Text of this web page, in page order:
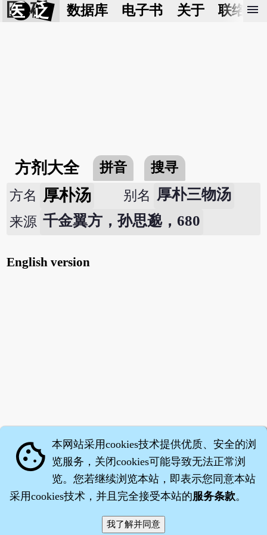
医 砭 数据库 电子书 关于 联络我
menu
方剂大全 拼音
搜寻
方名 厚朴汤 别名 厚朴三物汤
来源 千金翼方，孙思邈，680
English version
·沈药子©2008～2026
cookie 本网站采用cookies技术提供优质、安全的浏
览服务，关闭cookies可能导致无法正常浏
览。您若继续浏览本站，即表示您同意本站
采用cookies技术，并且完全接受本站的服务条款。